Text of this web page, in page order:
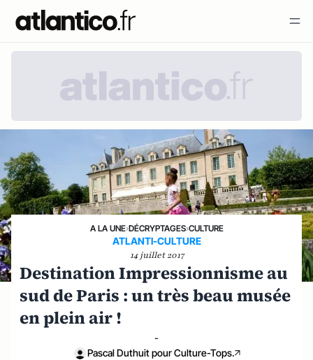
A LA UNE›DÉCRYPTAGES›CULTURE
ATLANTI-CULTURE
14 juillet 2017
Destination Impressionnisme au
sud de Paris : un très beau musée
en plein air !
-
Pascal Duthuit pour Culture-Tops.